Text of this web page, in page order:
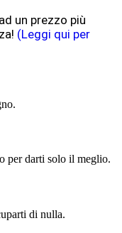
un prezzo più
(Leggi qui per
per darti solo il meglio.
di nulla.